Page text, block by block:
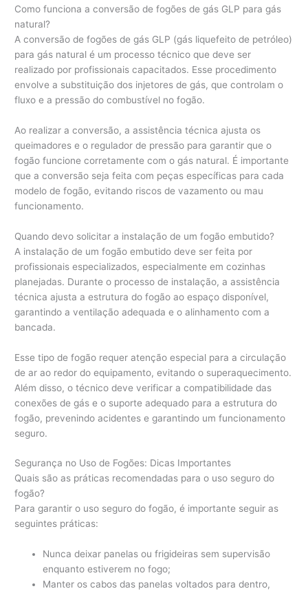
Como funciona a conversão de fogões de gás GLP para gás
natural?
A conversão de fogões de gás GLP (gás liquefeito de petróleo)
para gás natural é um processo técnico que deve ser
realizado por profissionais capacitados. Esse procedimento
envolve a substituição dos injetores de gás, que controlam o
fluxo e a pressão do combustível no fogão.
Ao realizar a conversão, a assistência técnica ajusta os
queimadores e o regulador de pressão para garantir que o
fogão funcione corretamente com o gás natural. É importante
que a conversão seja feita com peças específicas para cada
modelo de fogão, evitando riscos de vazamento ou mau
funcionamento.
Quando devo solicitar a instalação de um fogão embutido?
A instalação de um fogão embutido deve ser feita por
profissionais especializados, especialmente em cozinhas
planejadas. Durante o processo de instalação, a assistência
técnica ajusta a estrutura do fogão ao espaço disponível,
garantindo a ventilação adequada e o alinhamento com a
bancada.
Esse tipo de fogão requer atenção especial para a circulação
de ar ao redor do equipamento, evitando o superaquecimento.
Além disso, o técnico deve verificar a compatibilidade das
conexões de gás e o suporte adequado para a estrutura do
fogão, prevenindo acidentes e garantindo um funcionamento
seguro.
Segurança no Uso de Fogões: Dicas Importantes
Quais são as práticas recomendadas para o uso seguro do
fogão?
Para garantir o uso seguro do fogão, é importante seguir as
seguintes práticas:
Nunca deixar panelas ou frigideiras sem supervisão
enquanto estiverem no fogo;
Manter os cabos das panelas voltados para dentro,